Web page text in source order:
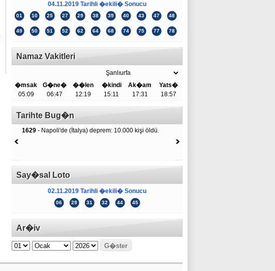
04.11.2019 Tarihli �ekili� Sonucu
01 10 25 27 29 38 39 40 43 47 48
49 50 51 52 62 64 68 74 75 77 78
Namaz Vakitleri
�msak
05:09
G�ne�
06:47
��len
12:19
�kindi
15:11
Ak�am
17:31
Yats�
18:57
Tarihte Bug�n
1629 - Napoli'de (İtalya) deprem: 10.000 kişi öldü.
Say�sal Loto
02.11.2019 Tarihli �ekili� Sonucu
06 29 31 32 44 45
Ar�iv